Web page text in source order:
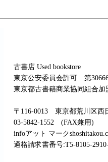
古書店 Used bookstore
東京公安委員会許可 第
東京都古書籍商業協同組合加
〒116-0013 東京都荒川区
03-5842-1552 (FAX兼用)
infoアット マーク
適格請求書番号:T5-8105-